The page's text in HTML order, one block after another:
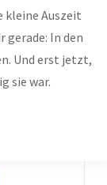
kleine Auszeit
gerade: In den
Und erst jetzt,
sie war.